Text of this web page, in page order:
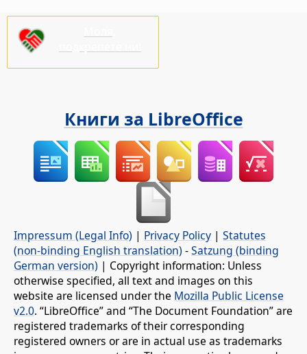
Книги за LibreOffice
Impressum (Legal Info) | Privacy Policy | Statutes
(non-binding English translation) -Satzung (binding
German version) | Copyright information: Unless
otherwise specified, all text and images on this
website are licensed under the Mozilla Public License
v2.0. “LibreOffice” and “The Document Foundation” are
registered trademarks of their corresponding
registered owners or are in actual use as trademarks